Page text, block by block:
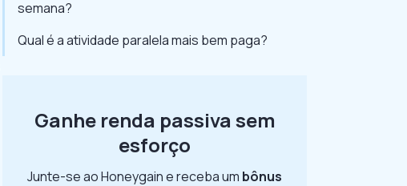
semana?
Qual é a atividade paralela mais bem paga?
Ganhe renda passiva sem
esforço
Junte-se ao Honeygain e receba um bônus